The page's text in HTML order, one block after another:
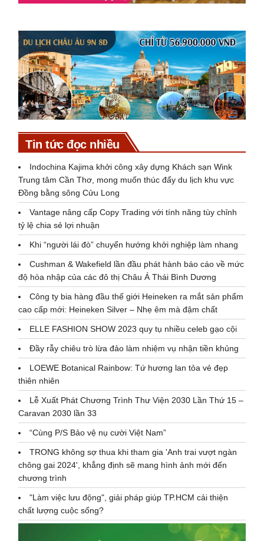
Tin tức đọc nhiều
Indochina Kajima khởi công xây dựng Khách sạn Wink
Trung tâm Cần Thơ, mong muốn thúc đẩy du lịch khu vực
Đồng bằng sông Cửu Long
Vantage nâng cấp Copy Trading với tính năng tùy chỉnh
tỷ lệ chia sẻ lợi nhuận
Khi “người lái đò” chuyển hướng khởi nghiệp làm nhang
Cushman & Wakefield lần đầu phát hành báo cáo về mức
độ hòa nhập của các đô thị Châu Á Thái Bình Dương
Công ty bia hàng đầu thế giới Heineken ra mắt sản phẩm
cao cấp mới: Heineken Silver – Nhẹ êm mà đậm chất
ELLE FASHION SHOW 2023 quy tụ nhiều celeb gạo cội
Đầy rẫy chiêu trò lừa đảo làm nhiệm vụ nhận tiền khủng
LOEWE Botanical Rainbow: Tứ hương lan tỏa vẻ đẹp
thiên nhiên
Lễ Xuất Phát Chương Trình Thư Viện 2030 Lần Thứ 15 –
Caravan 2030 lần 33
“Cùng P/S Bảo vệ nụ cười Việt Nam”
TRONG không sợ thua khi tham gia 'Anh trai vượt ngàn
chông gai 2024', khẳng định sẽ mang hình ảnh mới đến
chương trình
"Làm việc lưu động", giải pháp giúp TP.HCM cải thiện
chất lượng cuộc sống?